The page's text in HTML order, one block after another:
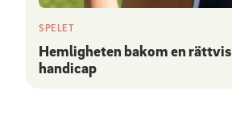
SPELET
Hemligheten bakom en rättvis
handicap